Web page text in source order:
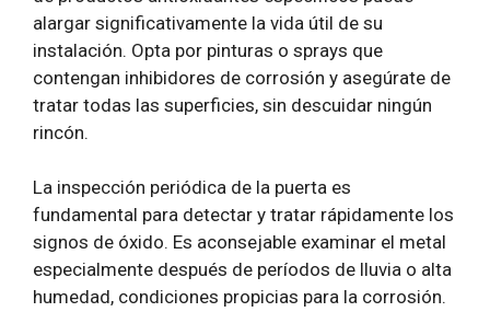
alargar significativamente la vida útil de su
instalación. Opta por pinturas o sprays que
contengan inhibidores de corrosión y asegúrate de
tratar todas las superficies, sin descuidar ningún
rincón.
La inspección periódica de la puerta es
fundamental para detectar y tratar rápidamente los
signos de óxido. Es aconsejable examinar el metal
especialmente después de períodos de lluvia o alta
humedad, condiciones propicias para la corrosión.